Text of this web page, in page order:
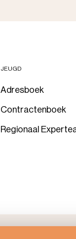
JEUGD
Adresboek
Contractenboek
Regionaal